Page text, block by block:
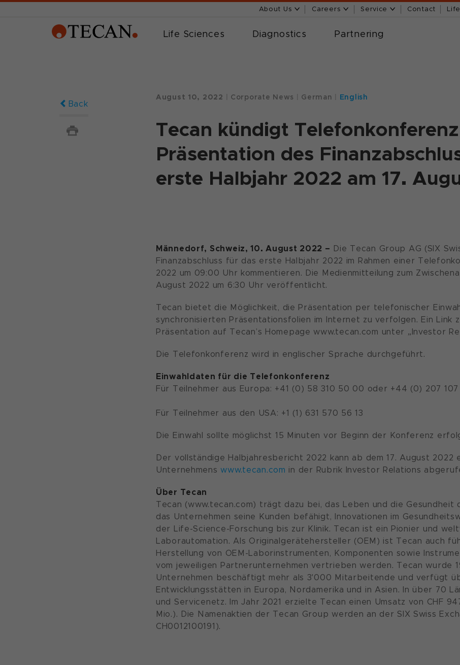
About Us Careers Service Contact
Life Sciences Diagnostics Partnering
Back
August 10, 2022 Corporate News German English
Tecan kündigt
Präsentation des
erste Halbjahr 2022 am 17.
Männedorf, Schweiz, 10. August 2022 – Die Tecan Group AG (SIX
Finanzabschluss für das erste Halbjahr 2022 im Rahmen einer
2022 um 09:00 Uhr kommentieren. Die Medienmitteilung zum
August 2022 um 6:30 Uhr veröffentlicht.
Tecan bietet die Möglichkeit, die Präsentation per telefonischer
synchronisierten Präsentationsfolien im Internet zu verfolgen. Ein Link
Präsentation auf Tecan’s Homepage www.tecan.com unter „Investor
Die Telefonkonferenz wird in englischer Sprache durchgeführt.
Einwahldaten für die Telefonkonferenz
Für Teilnehmer aus Europa: +41 (0) 58 310 50 00 oder +44 (0) 207 107
Für Teilnehmer aus den USA: +1 (1) 631 570 56 13
Die Einwahl sollte möglichst 15 Minuten vor Beginn der Konferenz
Der vollständige Halbjahresbericht 2022 kann ab dem 17. August
Unternehmenswww.tecan.com in der Rubrik Investor Relations
Über Tecan
Tecan (www.tecan.com) trägt dazu bei, das Leben und die Gesundheit
das Unternehmen seine Kunden befähigt, Innovationen im
der Life-Science-Forschung bis zur Klinik. Tecan ist ein Pionier und
Laborautomation. Als Originalgerätehersteller (OEM) ist Tecan auch
Herstellung von OEM-Laborinstrumenten, Komponenten sowie
vom jeweiligen Partnerunternehmen vertrieben werden. Tecan wurde
Unternehmen beschäftigt mehr als 3'000 Mitarbeitende und verfügt
Entwicklungsstätten in Europa, Nordamerika und in Asien. In über 70
und Servicenetz. Im Jahr 2021 erzielte Tecan einen Umsatz von CHF
Mio.). Die Namenaktien der Tecan Group werden an der SIX Swiss
CH0012100191).